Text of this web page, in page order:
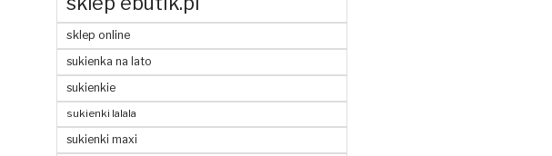
sklep online
sukienka na lato
sukienkie
sukienki lalala
sukienki maxi